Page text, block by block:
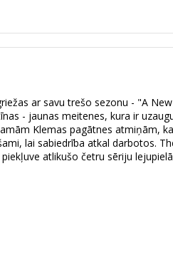
ar savu trešo sezonu - "A
- jaunas meitenes, kura ir
Klemas pagātnes atmiņām,
lai sabiedrība atkal
atlikušo četru sēriju